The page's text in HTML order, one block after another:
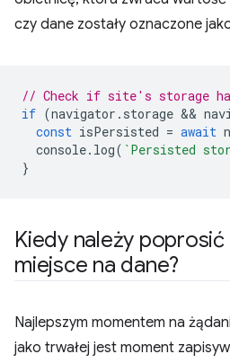
czy dane zostały oznaczone
// Check if site's storage
if (navigator . storage &&
const isPersisted = await
console. log( `Persisted
}
Kiedy należy poprosić
miejsce na dane?
Najlepszym momentem na
jako trwałej jest moment